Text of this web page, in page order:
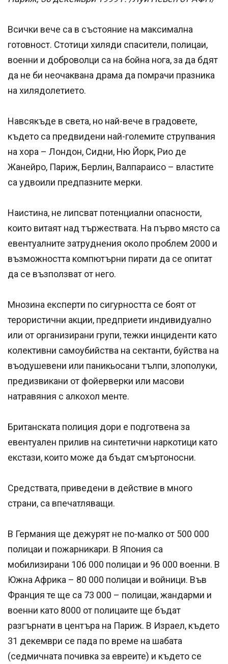
Всички вече са в състояние на максимална
готовност. Стотици хиляди спасители, полицаи,
военни и доброволци са на бойна нога, за да бдят
да не би неочаквана драма да помрачи празника
на хилядолетието.
Навсякъде в света, но най-вече в градовете,
където са предвидени най-големите струпвания
на хора – Лондон, Сидни, Ню Йорк, Рио де
Жанейро, Париж, Берлин, Валпараисо – властите
са удвоили предпазните мерки.
Наистина, не липсват потенциални опасности,
които витаят над тържествата. На първо място са
евентуалните затруднения около проблем 2000 и
възможността компютърни пирати да се опитат
да се възползват от него.
Мнозина експерти по сигурността се боят от
терористични акции, предприети индивидуално
или от организирани групи, тежки инциденти като
колективни самоубийства на сектанти, буйства на
въодушевени или паникьосани тълпи, злополуки,
предизвикани от фойерверки или масови
натравяния с алкохол менте.
Британската полиция дори е подготвена за
евентуален прилив на синтетични наркотици като
екстази, които може да бъдат смъртоносни.
Средствата, приведени в действие в много
страни, са впечатляващи.
В Германия ще дежурят не по-малко от 500 000
полицаи и пожарникари. В Япония са
мобилизирани 106 000 полицаи и 96 000 военни. В
Южна Африка – 80 000 полицаи и войници. Във
Франция те ще са 73 000 – полицаи, жандарми и
военни като 8000 от полицаите ще бъдат
разгърнати в центъра на Париж. В Израел, където
31 декември се пада по време на шабата
(седмичната почивка за евреите) и където се